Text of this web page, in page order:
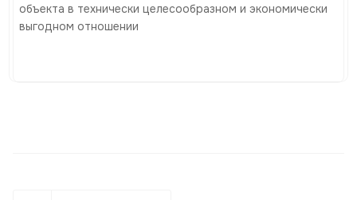
объекта в технически целесообразном и экономически
выгодном отношении